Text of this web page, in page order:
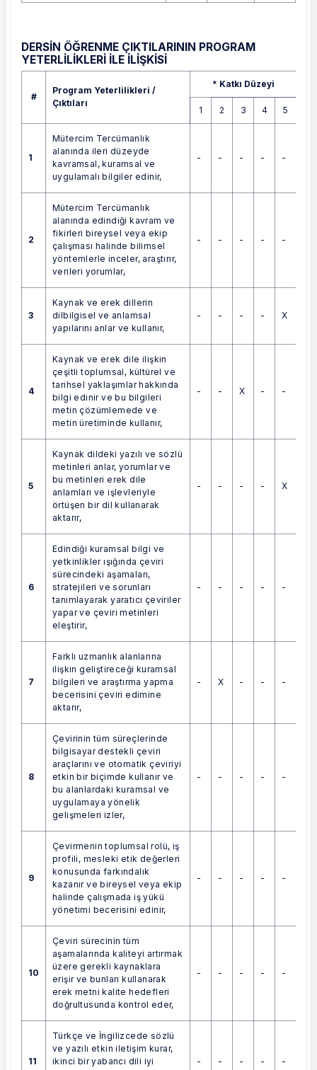
DERSİN ÖĞRENME ÇIKTILARININ PROGRAM
YETERLİLİKLERİ İLE İLİŞKİSİ
#
Program Yeterlilikleri /
Çıktıları
* Katkı Düzeyi
1 2 3 4 5
1
Mütercim Tercümanlık
alanında ileri düzeyde
kavramsal, kuramsal ve
uygulamalı bilgiler edinir,
- - - - -
2
Mütercim Tercümanlık
alanında edindiği kavram ve
fikirleri bireysel veya ekip
çalışması halinde bilimsel
yöntemlerle inceler, araştırır,
verileri yorumlar,
- - - - -
3
Kaynak ve erek dillerin
dilbilgisel ve anlamsal
yapılarını anlar ve kullanır,
- - - - X
4
Kaynak ve erek dile ilişkin
çeşitli toplumsal, kültürel ve
tarihsel yaklaşımlar hakkında
bilgi edinir ve bu bilgileri
metin çözümlemede ve
metin üretiminde kullanır,
- - X - -
5
Kaynak dildeki yazılı ve sözlü
metinleri anlar, yorumlar ve
bu metinleri erek dile
anlamları ve işlevleriyle
örtüşen bir dil kullanarak
aktarır,
- - - - X
6
Edindiği kuramsal bilgi ve
yetkinlikler ışığında çeviri
sürecindeki aşamaları,
stratejileri ve sorunları
tanımlayarak yaratıcı çeviriler
yapar ve çeviri metinleri
eleştirir,
- - - - -
7
Farklı uzmanlık alanlarına
ilişkin geliştireceği kuramsal
bilgileri ve araştırma yapma
becerisini çeviri edimine
aktarır,
- X - - -
8
Çevirinin tüm süreçlerinde
bilgisayar destekli çeviri
araçlarını ve otomatik çeviriyi
etkin bir biçimde kullanır ve
bu alanlardaki kuramsal ve
uygulamaya yönelik
gelişmeleri izler,
- - - - -
9
Çevirmenin toplumsal rolü, iş
profili, mesleki etik değerleri
konusunda farkındalık
kazanır ve bireysel veya ekip
halinde çalışmada iş yükü
yönetimi becerisini edinir,
- - - - -
10
Çeviri sürecinin tüm
aşamalarında kaliteyi artırmak
üzere gerekli kaynaklara
erişir ve bunları kullanarak
erek metni kalite hedefleri
doğrultusunda kontrol eder,
- - - - -
11
Türkçe ve İngilizcede sözlü
ve yazılı etkin iletişim kurar,
ikinci bir yabancı dili iyi
- - - - -